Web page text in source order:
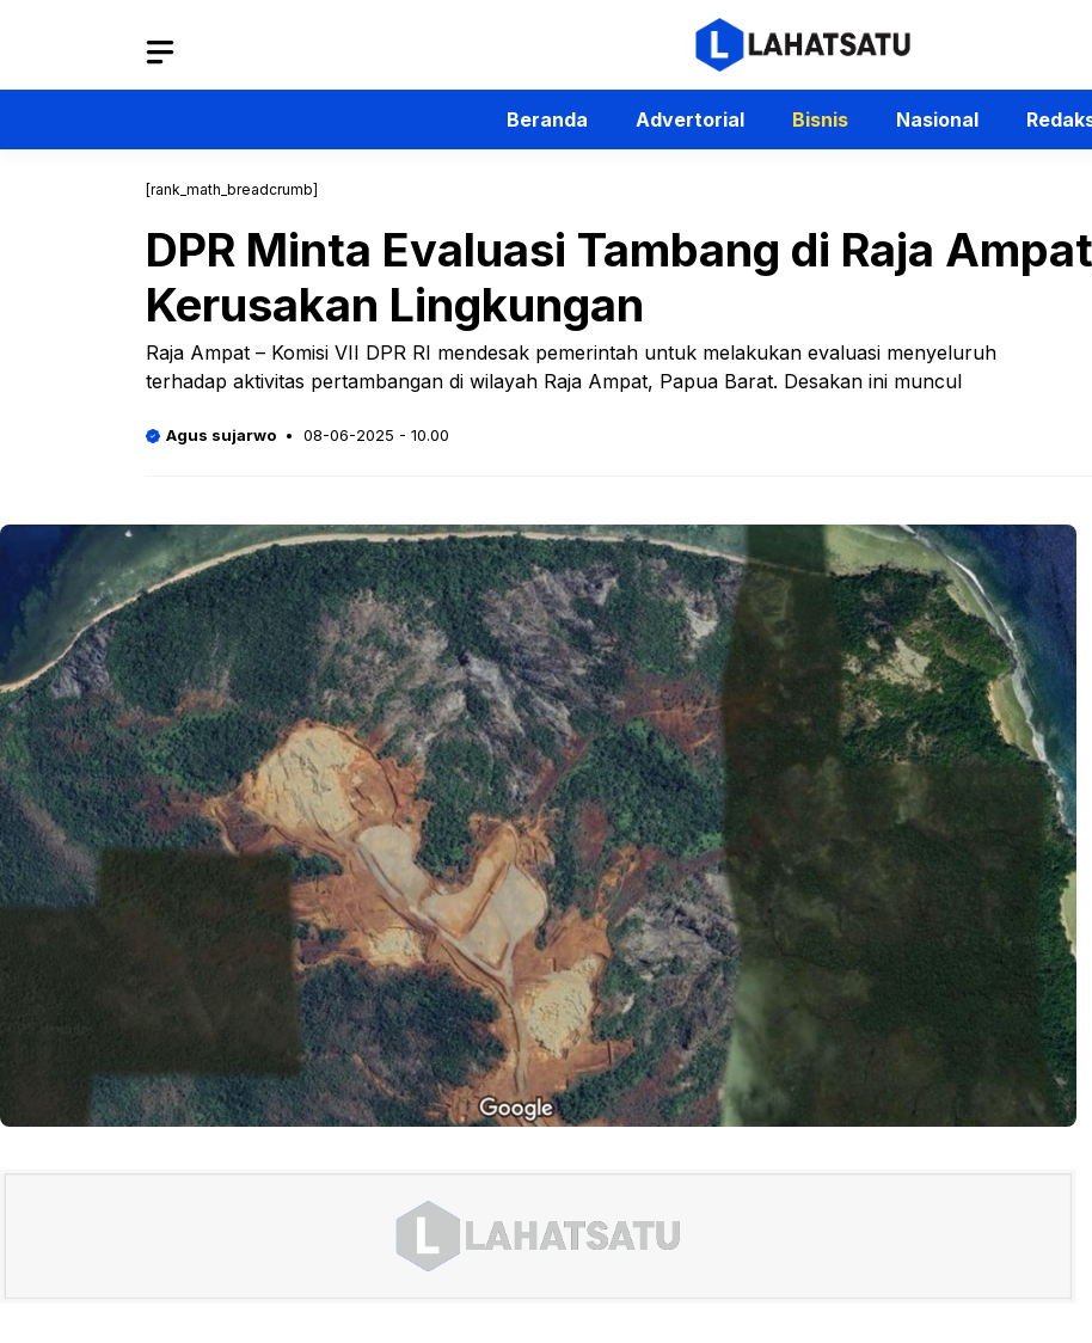
Beranda Advertorial Bisnis Nasional
[rank_math_breadcrumb]
DPR Minta Evaluasi Tambang di Raja
Kerusakan Lingkungan
Raja Ampat – Komisi VII DPR RI mendesak pemerintah untuk melakukan evaluasi menyeluruh
terhadap aktivitas pertambangan di wilayah Raja Ampat, Papua Barat. Desakan ini muncul
Agus sujarwo 08-06-2025 - 10.00